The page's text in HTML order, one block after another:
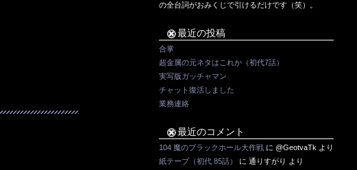
の全台詞がおみくじで引けるだけです（笑）。
最近の投稿
合掌
超金属の元ネタはこれか（初代7話）
実写版ガッチャマン
チャット復活しました
業務連絡
最近のコメント
104 魔のブラックホール大作戦 に@GeotvaTk より
紙テープ（初代 85話）
に通りすがり より